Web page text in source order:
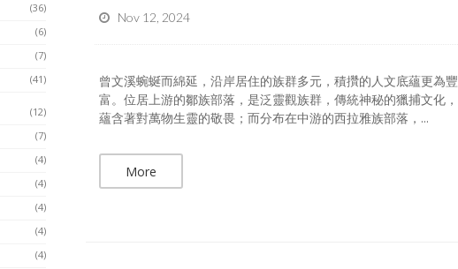
(36)
(6)
(7)
(41)
(12)
(7)
(4)
(4)
(4)
(4)
(4)
Nov 12, 2024
曾文溪蜿蜒而綿延，沿岸居住的族群多元，積攢的人文底蘊更為豐
富。位居上游的鄒族部落，是泛靈觀族群，傳統神秘的獵捕文化，
蘊含著對萬物生靈的敬畏；而分布在中游的西拉雅族部落，...
More